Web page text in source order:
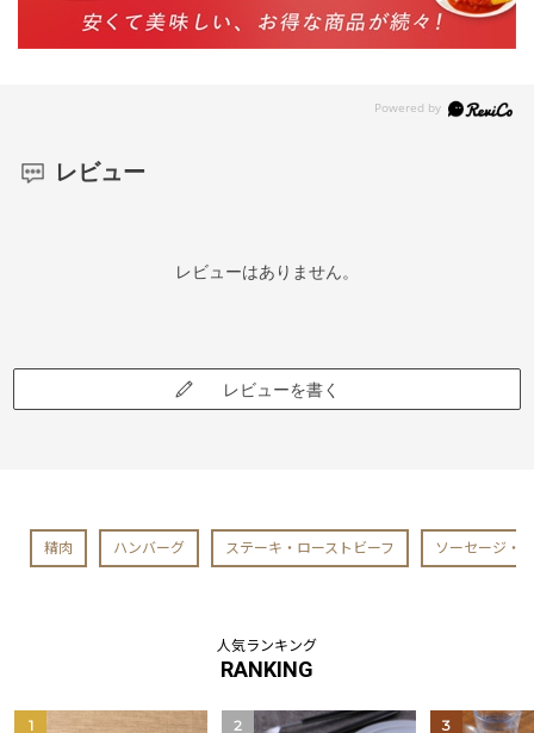
レビュー
レビューはありません。
レビューを書く
精肉 ハンバーグ ステーキ・ローストビーフ ソーセージ・
人気ランキング
RANKING
1 2 3